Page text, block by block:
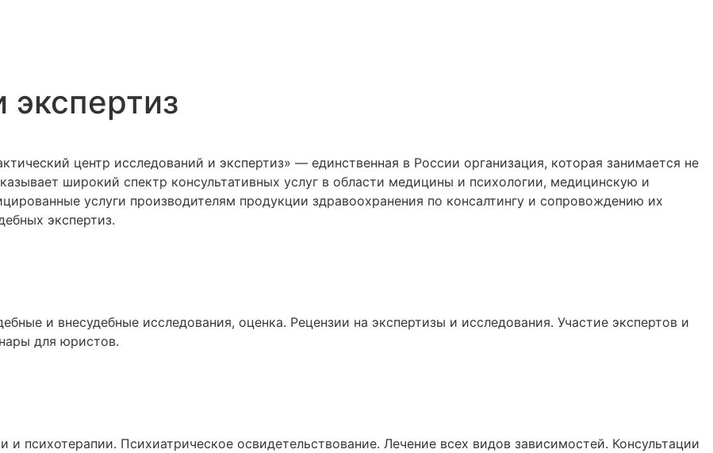
центр исследований и экспертиз» — единственная в России организация, которая занимается не
широкий спектр консультативных услуг в области медицины и психологии, медицинскую и
услуги производителям продукции здравоохранения по консалтингу и сопровождению их
экспертиз.
и внесудебные исследования, оценка. Рецензии на экспертизы и исследования. Участие экспертов и
для юристов.
психотерапии. Психиатрическое освидетельствование. Лечение всех видов зависимостей. Консультации